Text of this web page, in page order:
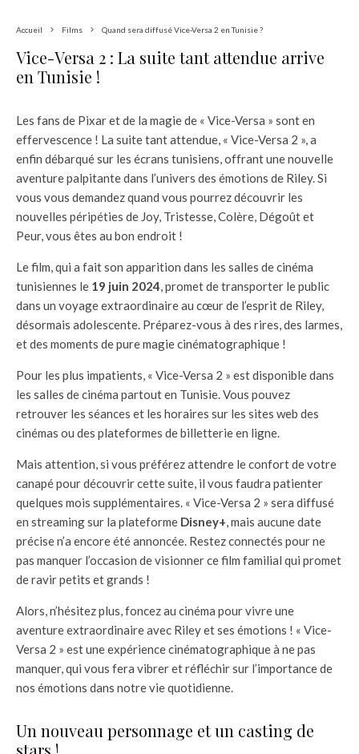
Accueil Films Quand sera diffusé Vice-Versa 2 en Tunisie ?
Vice-Versa 2 : La suite tant attendue arrive
en Tunisie !
Les fans de Pixar et de la magie de « Vice-Versa » sont en
effervescence ! La suite tant attendue, « Vice-Versa 2 », a
enfin débarqué sur les écrans tunisiens, offrant une nouvelle
aventure palpitante dans l’univers des émotions de Riley. Si
vous vous demandez quand vous pourrez découvrir les
nouvelles péripéties de Joy, Tristesse, Colère, Dégoût et
Peur, vous êtes au bon endroit !
Le film, qui a fait son apparition dans les salles de cinéma
tunisiennes le 19 juin 2024 , promet de transporter le public
dans un voyage extraordinaire au cœur de l’esprit de Riley,
désormais adolescente. Préparez-vous à des rires, des larmes,
et des moments de pure magie cinématographique !
Pour les plus impatients, « Vice-Versa 2 » est disponible dans
les salles de cinéma partout en Tunisie. Vous pouvez
retrouver les séances et les horaires sur les sites web des
cinémas ou des plateformes de billetterie en ligne.
Mais attention, si vous préférez attendre le confort de votre
canapé pour découvrir cette suite, il vous faudra patienter
quelques mois supplémentaires. « Vice-Versa 2 » sera diffusé
en streaming sur la plateforme Disney+ , mais aucune date
précise n’a encore été annoncée. Restez connectés pour ne
pas manquer l’occasion de visionner ce film familial qui promet
de ravir petits et grands !
Alors, n’hésitez plus, foncez au cinéma pour vivre une
aventure extraordinaire avec Riley et ses émotions ! « Vice-
Versa 2 » est une expérience cinématographique à ne pas
manquer, qui vous fera vibrer et réfléchir sur l’importance de
nos émotions dans notre vie quotidienne.
Un nouveau personnage et un casting de
stars !